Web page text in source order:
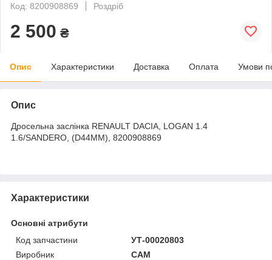
Код: 8200908869
Роздріб
2 500 ₴
Опис Характеристики Доставка Оплата Умови
Опис
Дросельна заслінка RENAULT DACIA, LOGAN 1.4
1.6/SANDERO, (D44MM), 8200908869
Характеристики
Основні атрибути
Код запчастини
УТ-00020803
Виробник
CAM